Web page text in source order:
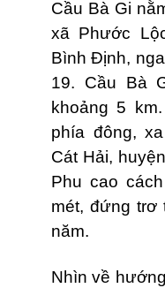
Cầu Bà Gi
xã Phước
Bình Định,
19. Cầu Bà
khoảng 5
phía đông,
Cát Hải,
Phu cao
mét, đứng trơ
năm.
Nhìn về